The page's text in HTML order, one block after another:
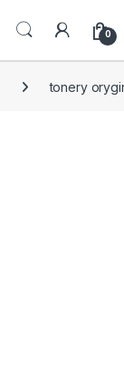
0
tonery